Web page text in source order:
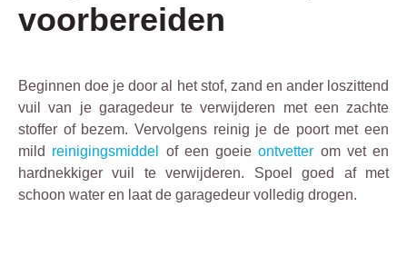
voorbereiden
Beginnen doe je door al het stof, zand en ander loszittend
vuil van je garagedeur te verwijderen met een zachte
stoffer of bezem. Vervolgens reinig je de poort met een
mild reinigingsmiddel of een goeieontvetter om vet en
hardnekkiger vuil te verwijderen. Spoel goed af met
schoon water en laat de garagedeur volledig drogen.